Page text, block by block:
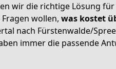
wir die richtige Lösung für
wollen, was kostet
nach Fürstenwalde/
immer die passende